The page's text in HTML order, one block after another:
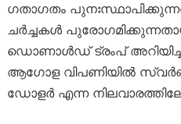
ഗതാഗതം
ചർച്ചകൾ
ഡൊണാൾഡ് ട്രംപ്
ആഗോള വിപണിയിൽ
ഡോളർ എന്ന